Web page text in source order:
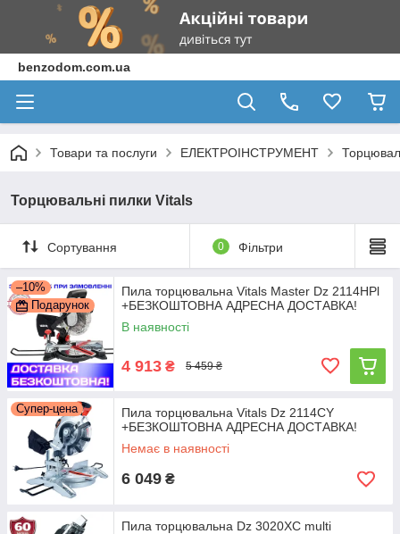
benzodom.com.ua
Товари та послуги ЕЛЕКТРОІНСТРУМЕНТ
Торцювальні пилки Vitals
Сортування 0 Фільтри
–10%
Подарунок
Пила торцювальна Vitals Master Dz 2114HPl
+БЕЗКОШТОВНА АДРЕСНА ДОСТАВКА!
В наявності
4 913 ₴ 5 459 ₴
Супер-цена
Пила торцювальна Vitals Dz 2114CY
+БЕЗКОШТОВНА АДРЕСНА ДОСТАВКА!
Немає в наявності
6 049 ₴
Пила торцювальна Dz 3020XC multi